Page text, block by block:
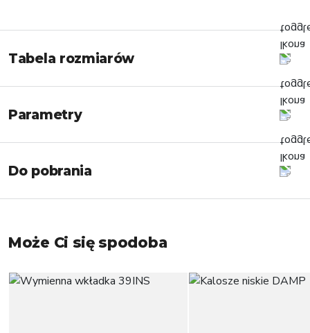
Tabela rozmiarów
Parametry
Do pobrania
Może Ci się spodoba